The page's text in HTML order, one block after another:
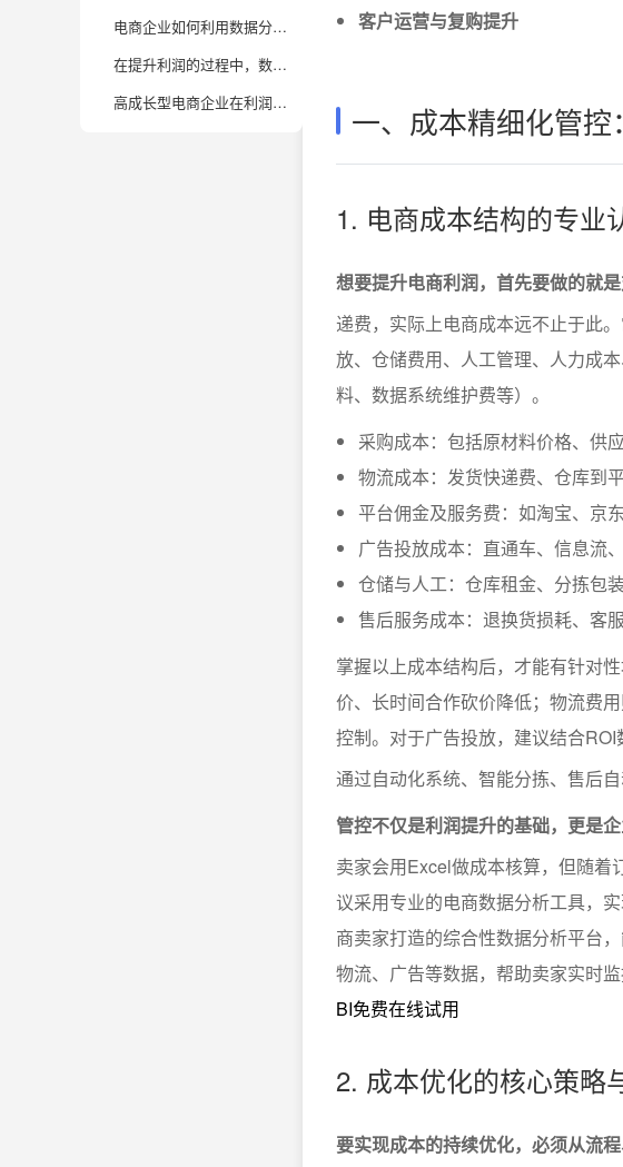
电商企业如何利用数据分析优化商品结构，提升整体利润率？
在提升利润的过程中，数据分析还能带来哪些意想不到的增值空间？
高成长型电商企业在利润提升中，选择数据分析工具要考虑哪些核心因素？
客户运营与复购提升
一、成本精细化管
1. 电商成本结构的专业
想要提升电商利润，首先要做的就
递费，实际上电商成本远不止于此
放、仓储费用、人工管理、人力成
料、数据系统维护费等）。
采购成本：包括原材料价格、供
物流成本：发货快递费、仓库到
平台佣金及服务费：如淘宝、京
广告投放成本：直通车、信息流
仓储与人工：仓库租金、分拣包
售后服务成本：退换货损耗、客
掌握以上成本结构后，才能有针对
价、长时间合作砍价降低；物流费
控制。对于广告投放，建议结合
通过自动化系统、智能分拣、售后
管控不仅是利润提升的基础，更是
卖家会用Excel做成本核算，但随着
议采用专业的电商数据分析工具，
商卖家打造的综合性数据分析平台
物流、广告等数据，帮助卖家实时
BI免费在线试用
2. 成本优化的核心策略
要实现成本的持续优化，必须从流